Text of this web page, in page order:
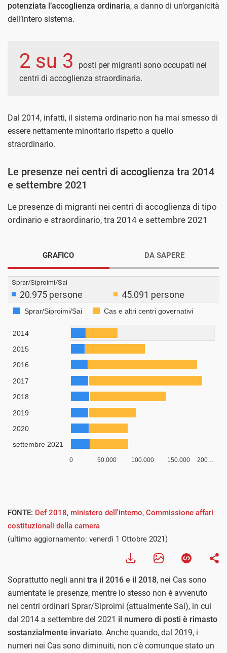
potenziata l’accoglienza ordinaria, a danno di un’organicità
dell’intero sistema.
2 su 3
posti per migranti sono occupati nei
centri di accoglienza straordinaria.
Dal 2014, infatti, il sistema ordinario non ha mai smesso di
essere nettamente minoritario rispetto a quello
straordinario.
Le presenze nei centri di accoglienza tra 2014
e settembre 2021
Le presenze di migranti nei centri di accoglienza di tipo
ordinario e straordinario, tra 2014 e settembre 2021
GRAFICO DA SAPERE
FONTE: Def 2018, ministero dell'interno, Commissione affari
costituzionali della camera
(ultimo aggiornamento: venerdì 1 Ottobre 2021)
Soprattutto negli anni tra il 2016 e il 2018, nei Cas sono
aumentate le presenze, mentre lo stesso non è avvenuto
nei centri ordinari Sprar/Siproimi (attualmente Sai), in cui
dal 2014 a settembre del 2021 il numero di posti è rimasto
sostanzialmente invariato. Anche quando, dal 2019, i
numeri nei Cas sono diminuiti, non c'è comunque stato un